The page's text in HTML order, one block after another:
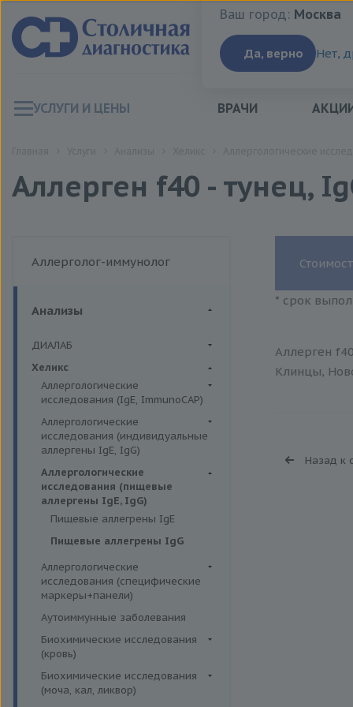
Ваш город:Москва
Ваш город: Москва
Да, верно Нет,
УСЛУГИ И ЦЕНЫ ВРАЧИ
Аллерген f40 - тунец,
Аллерголог-иммунолог
Анализы
ДИАЛАБ
Биохимия крови
Хеликс
Аллергологические
исследования (IgE, ImmunoCAP)
Аллергены животных
Аллергены пыльцы
Бытовые аллергены
Пищевые аллегрены
Аллергологические
исследования (индивидуальные
аллергены IgE, IgG)
Аллергены гельминтов IgE
Аллергены деревьев IgE, IgG
Аллергены животных IgE, IgG
Аллергены металлов IgE
Аллергены трав IgE
Бытовые аллергены IgE, IgG
Инсектные аллергены IgE
Лекарственные аллергены IgE,
IgG
Прочие аллергены IgE, IgG
Аллергологические
исследования (пищевые
аллергены IgE, IgG)
Пищевые аллегрены IgE
Пищевые аллегрены IgG
Аллергологические
исследования (специфические
маркеры+панели)
Неспецифические маркеры
аллергических реакций
Определение специфических
иммуноглобулинов класса G
Определение специфических
иммуноглобулинов класса Е
Аутоиммунные заболевания
Биохимические исследования
(кровь)
Витамины
Жирные кислоты,
Биохимические исследования
(моча, кал, ликвор)
* срок
Аллерген
Клинцы,
Назад к